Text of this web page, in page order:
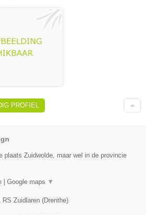
PROFIEL
plaats Zuidwolde, maar wel in de provincie
Google maps ▼
RS Zuidlaren (Drenthe)